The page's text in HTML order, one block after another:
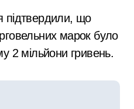
підтвердили, що
марок було
2 мільйони гривень.